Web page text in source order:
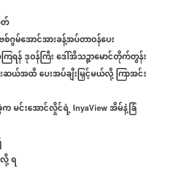
စ်ဂွမ်အောင်အားခန့်အပ်တာဝန်ပေး
ြရန်ဒုဝန်ကြီးဒေါ်အိသဉ္ဇာမောင်တိုက်တွန်း
းဆယ်အထိပေးအပ်ချီးမြှင့်မယ်လို့ကြာအင်း
ကမင်းအောင်လှိုင်ရဲ့ InyaView အိမ်နဲ့ခြံ
ရ